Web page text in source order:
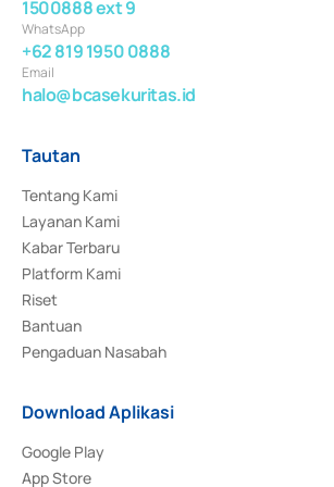
1500888 ext 9
WhatsApp
+62 819 1950 0888
Email
halo@bcasekuritas.id
Tautan
Tentang Kami
Layanan Kami
Kabar Terbaru
Platform Kami
Riset
Bantuan
Pengaduan Nasabah
Download Aplikasi
Google Play
App Store